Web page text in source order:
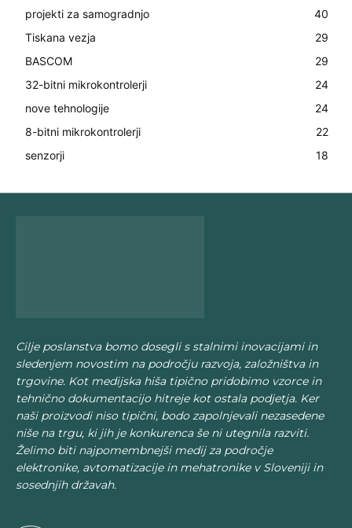
projekti za samogradnjo
40
Tiskana vezja
29
BASCOM
29
32-bitni mikrokontrolerji
24
nove tehnologije
24
8-bitni mikrokontrolerji
22
senzorji
18
Cilje poslanstva bomo dosegli s stalnimi inovacijami in
sledenjem novostim na področju razvoja, založništva in
trgovine. Kot medijska hiša tipično pridobimo vzorce in
tehnično dokumentacijo hitreje kot ostala podjetja. Ker
naši proizvodi niso tipični, bodo zapolnjevali nezasedene
niše na trgu, ki jih je konkurenca še ni utegnila razviti.
Želimo biti najpomembnejši medij za področje
elektronike, avtomatizacije in mehatronike v Sloveniji in
sosednjih državah.